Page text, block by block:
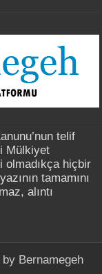
telif
Mülkiyet
olmadıkça hiçbir
tamamını
alıntı
by Bernamegeh